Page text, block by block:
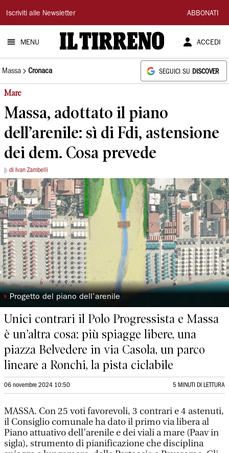
Il
Tirreno
Iscriviti alle Newsletter ABBONATI
MENU ACCEDI
Massa Cronaca SEGUICI SU DISCOVER
Mare
Massa, adottato il piano
dell’arenile: sì di Fdi, astensione
dei dem. Cosa prevede
di Ivan Zambelli
◗ Progetto del piano dell’arenile
Unici contrari il Polo Progressista e Massa
è un’altra cosa: più spiagge libere, una
piazza Belvedere in via Casola, un parco
lineare a Ronchi, la pista ciclabile
06 novembre 2024 10:50 5 MINUTI DI LETTURA
MASSA. Con 25 voti favorevoli, 3 contrari e 4 astenuti,
il Consiglio comunale ha dato il primo via libera al
Piano attuativo dell’arenile e dei viali a mare (Paav in
sigla), strumento di pianificazione che disciplina